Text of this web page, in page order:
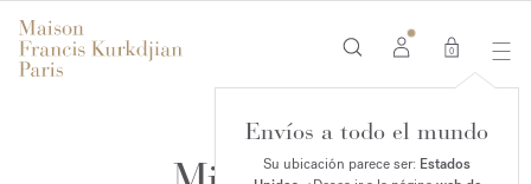
0
Envíos a todo el mundo
Su ubicación parece ser: Estados